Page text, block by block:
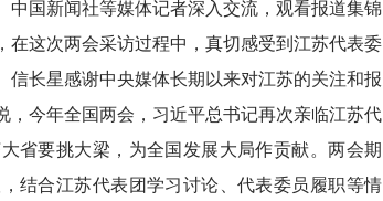
中国新闻社等媒体记者深入交流，观看报道集锦
在这次两会采访过程中，真切感受到江苏代表委
信长星感谢中央媒体长期以来对江苏的关注和报
，今年全国两会，习近平总书记再次亲临江苏代
省要挑大梁，为全国发展大局作贡献。两会期
结合江苏代表团学习讨论、代表委员履职等情